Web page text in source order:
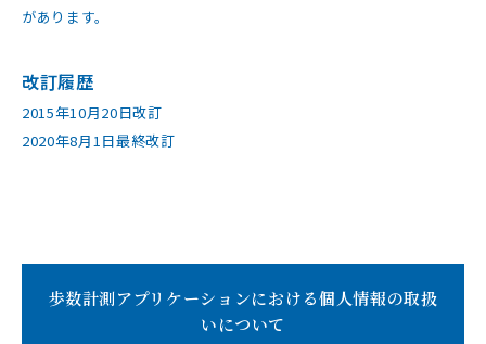
があります。
改訂履歴
2015年10月20日改訂
2020年8月1日最終改訂
歩数計測アプリケーションにおける個人情報の取扱
いについて